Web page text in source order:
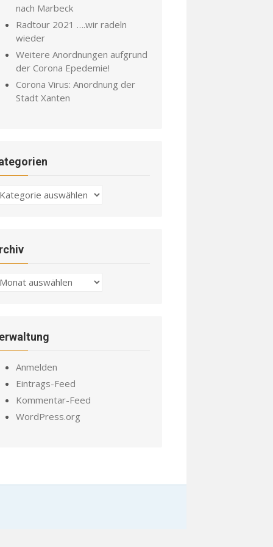
nach Marbeck
Radtour 2021 ….wir radeln
wieder
Weitere Anordnungen aufgrund
der Corona Epedemie!
Corona Virus: Anordnung der
Stadt Xanten
Anmelden
Eintrags-Feed
Kommentar-Feed
WordPress.org